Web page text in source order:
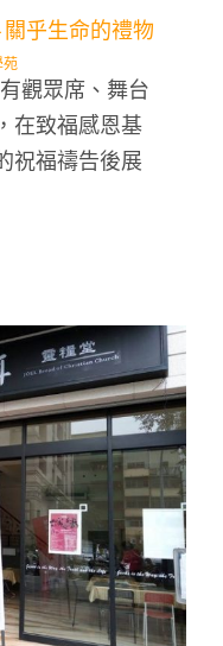
乎生命的禮物
苑
觀眾席、舞台
在致福感恩基
祝福禱告後展